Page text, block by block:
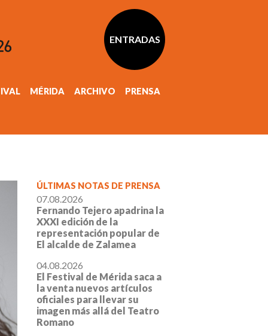
ENTRADAS
MÉRIDA ARCHIVO PRENSA
ÚLTIMAS NOTAS DE PRENSA
07.08.2026
Fernando Tejero apadrina la
XXXI edición de la
representación popular de
El alcalde de Zalamea
04.08.2026
El Festival de Mérida saca a
la venta nuevos artículos
oficiales para llevar su
imagen más allá del Teatro
Romano